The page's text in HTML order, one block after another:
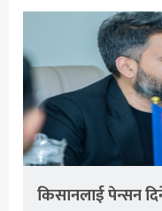
किसानलाई पेन्सन